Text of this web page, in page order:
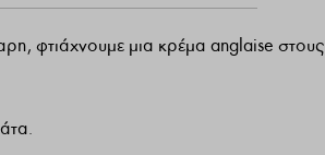
φτιάχνουμε μια κρέμα anglaise στους